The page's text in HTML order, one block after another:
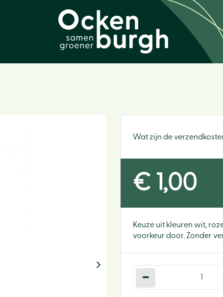
Wat zijn de
€ 1,00
Keuze uit kleuren wit,
voorkeur door. Zonder